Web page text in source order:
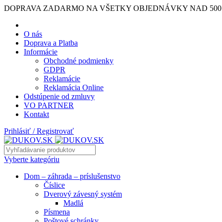
DOPRAVA ZADARMO NA VŠETKY OBJEDNÁVKY NAD
O nás
Doprava a Platba
Informácie
Obchodné podmienky
GDPR
Reklamácie
Reklamácia Online
Odstúpenie od zmluvy
VO PARTNER
Kontakt
Prihlásiť / Registrovať
Vyberte kategóriu
Dom – záhrada – príslušenstvo
Číslice
Dverový závesný systém
Madlá
Písmena